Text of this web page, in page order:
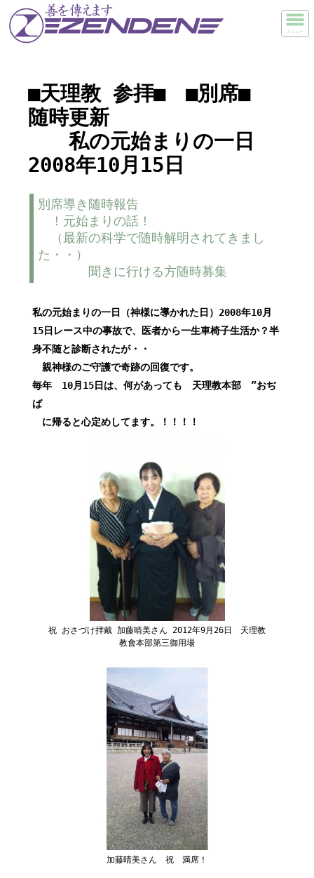
メニュー
■天理教 参拝■ ■別席■
随時更新
私の元始まりの一日
2008年10月15日
別席導き随時報告
！元始まりの話！
（最新の科学で随時解明されてきまし
た・・）
聞きに行ける方随時募集
私の元始まりの一日（神様に導かれた日）2008年10月
15日レース中の事故で、医者から一生車椅子生活か？半
身不随と診断されたが・・
親神様のご守護で奇跡の回復です。
毎年 10月15日は、何があっても 天理教本部 ”おぢ
ば
に帰ると心定めしてます。！！！！
祝 おさづけ拝戴 加藤晴美さん 2012年9月26日 天理教
教會本部第三御用場
加藤晴美さん 祝 満席！